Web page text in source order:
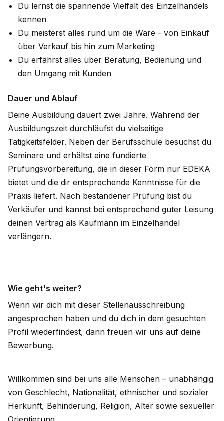
Du lernst die spannende Vielfalt des Einzelhandels
kennen
Du meisterst alles rund um die Ware - von Einkauf
über Verkauf bis hin zum Marketing
Du erfährst alles über Beratung, Bedienung und
den Umgang mit Kunden
Dauer und Ablauf
Deine Ausbildung dauert zwei Jahre. Während der
Ausbildungszeit durchläufst du vielseitige
Tätigkeitsfelder. Neben der Berufsschule besuchst du
Seminare und erhältst eine fundierte
Prüfungsvorbereitung, die in dieser Form nur EDEKA
bietet und die dir entsprechende Kenntnisse für die
Praxis liefert. Nach bestandener Prüfung bist du
Verkäufer und kannst bei entsprechend guter Leisung
deinen Vertrag als Kaufmann im Einzelhandel
verlängern.
Wie geht's weiter?
Wenn wir dich mit dieser Stellenausschreibung
angesprochen haben und du dich in dem gesuchten
Profil wiederfindest, dann freuen wir uns auf deine
Bewerbung.
Willkommen sind bei uns alle Menschen – unabhängig
von Geschlecht, Nationalität, ethnischer und sozialer
Herkunft, Behinderung, Religion, Alter sowie sexueller